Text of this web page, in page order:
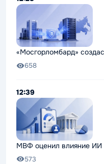
«Мосгорломбард»
658
12:39
МВФ оценил влияние ИИ
573